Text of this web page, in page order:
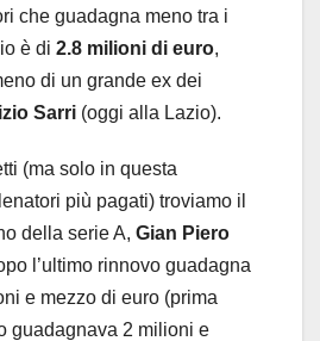
che guadagna meno tra i
è di 2.8 milioni di euro,
di un grande ex dei
Sarri (oggi alla Lazio).
(ma solo in questa
più pagati) troviamo il
della serie A, Gian Piero
l’ultimo rinnovo guadagna
e mezzo di euro (prima
guadagnava 2 milioni e